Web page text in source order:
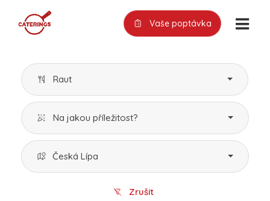
Vaše poptávka
Raut
Na jakou příležitost?
Česká Lípa
Zrušit